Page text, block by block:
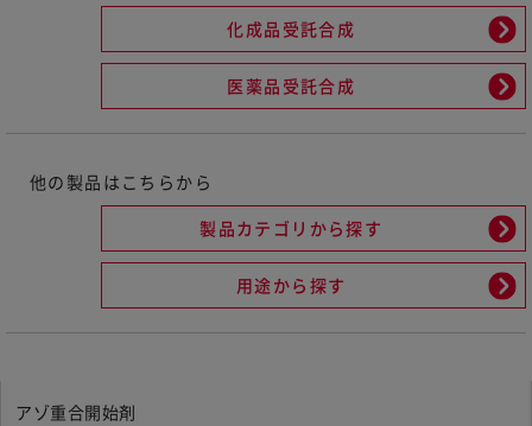
化成品受託合成
医薬品受託合成
他の製品はこちらから
製品カテゴリから探す
用途から探す
アゾ重合開始剤